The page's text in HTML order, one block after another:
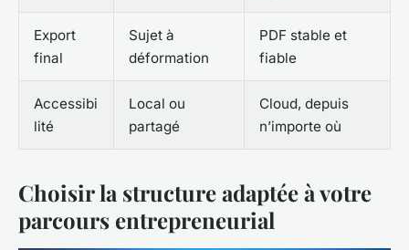
Export
final
Sujet à
déformation
PDF stable et
fiable
Accessibi
lité
Local ou
partagé
Cloud, depuis
n’importe où
Choisir la structure adaptée à votre
parcours entrepreneurial